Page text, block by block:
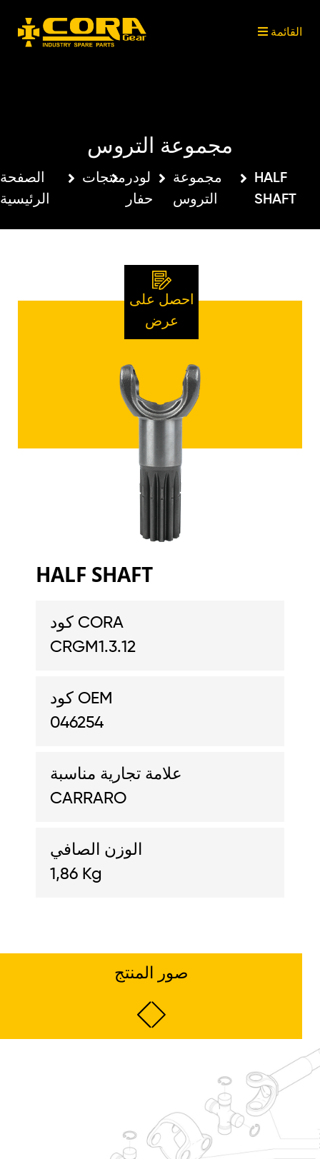
القائمة
مجموعة التروس
الصفحة
الرئيسية
منتجات لودر
حفار
مجموعة
التروس
HALF
SHAFT
احصل على
عرض
HALF SHAFT
كود CORA
CRGM1.3.12
كود OEM
046254
علامة تجارية مناسبة
CARRARO
الوزن الصافي
1,86 Kg
صور المنتج
القائمة
GEAR
القائمة
القائمة